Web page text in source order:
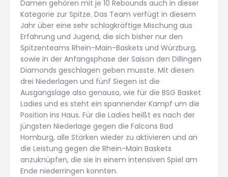
Damen gehören mit je 10 Rebounds auch in dieser
Kategorie zur Spitze. Das Team verfügt in diesem
Jahr über eine sehr schlagkräftige Mischung aus
Erfahrung und Jugend, die sich bisher nur den
Spitzenteams Rhein-Main-Baskets und Würzburg,
sowie in der Anfangsphase der Saison den Dillingen
Diamonds geschlagen geben musste. Mit diesen
drei Niederlagen und fünf Siegen ist die
Ausgangslage also genauso, wie für die BSG Basket
Ladies und es steht ein spannender Kampf um die
Position ins Haus. Für die Ladies heißt es nach der
jüngsten Niederlage gegen die Falcons Bad
Homburg, alle Stärken wieder zu aktivieren und an
die Leistung gegen die Rhein-Main Baskets
anzuknüpfen, die sie in einem intensiven Spiel am
Ende niederringen konnten.